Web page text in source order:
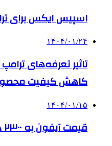
اسپیس ایکس برای
۱۴۰۴/۰۱/۲۴
تاثیر تعرفه‌های ترامپ
کاهش کیفیت
۱۴۰۴/۰۱/۱۵
قیمت آیفون به ۲۳۰۰ دلار می‌رسد